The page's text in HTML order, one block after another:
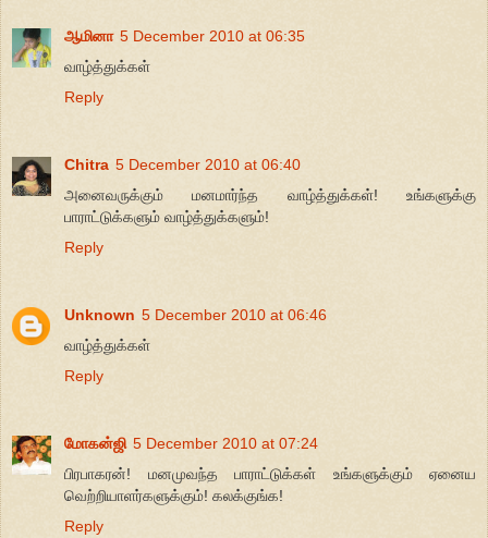
ஆமினா 5 December 2010 at 06:35
வாழ்த்துக்கள்
Reply
Chitra 5 December 2010 at 06:40
அனைவருக்கும் மனமார்ந்த வாழ்த்துக்கள்! உங்களுக்கு
பாராட்டுக்களும் வாழ்த்துக்களும்!
Reply
Unknown 5 December 2010 at 06:46
வாழ்த்துக்கள்
Reply
மோகன்ஜி 5 December 2010 at 07:24
பிரபாகரன்! மனமுவந்த பாராட்டுக்கள் உங்களுக்கும் ஏனைய
வெற்றியாளர்களுக்கும்! கலக்குங்க!
Reply